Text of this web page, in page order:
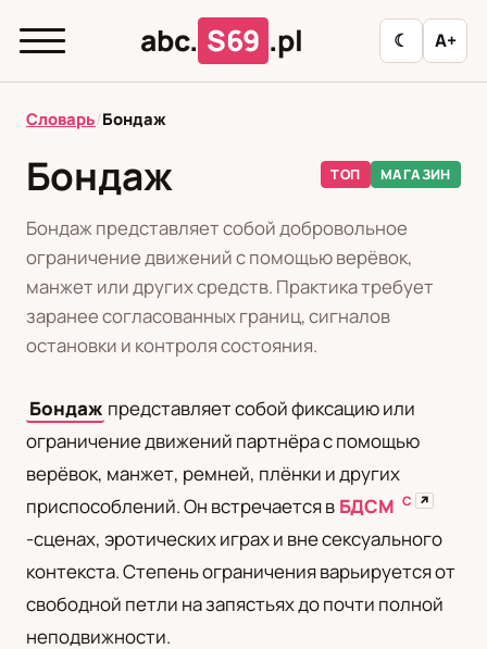
abc. S69 .pl ☾ A+
Л
М Н О П Р С Т
У
Ф
Ц Ш Э
Polski Русский
Українська
Словарь/Бондаж
Бондаж ТОП МАГАЗИН
Бондаж представляет собой добровольное
ограничение движений с помощью верёвок,
манжет или других средств. Практика требует
заранее согласованных границ, сигналов
остановки и контроля состояния.
Бондаж представляет собой фиксацию или
ограничение движений партнёра с помощью
верёвок, манжет, ремней, плёнки и других
приспособлений. Он встречается в БДСМ С ↗
-сценах, эротических играх и вне сексуального
контекста. Степень ограничения варьируется от
свободной петли на запястьях до почти полной
неподвижности.